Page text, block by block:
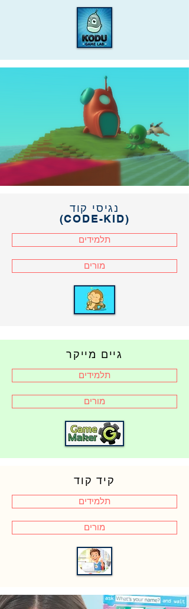
נגיסי קוד
(CODE-KID)
תלמידים
מורים
גיים מייקר
תלמידים
מורים
קיד קוד
תלמידים
מורים